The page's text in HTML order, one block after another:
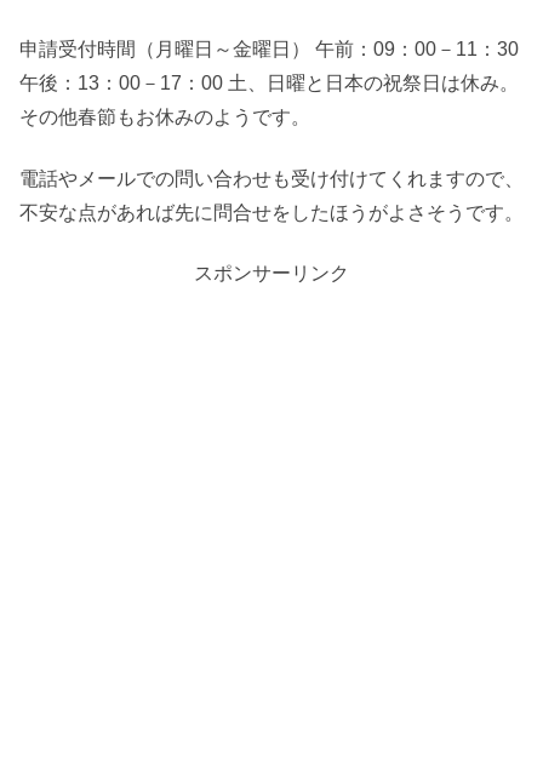
申請受付時間（月曜日～金曜日） 午前：09：00－11：30
午後：13：00－17：00 土、日曜と日本の祝祭日は休み。
その他春節もお休みのようです。
電話やメールでの問い合わせも受け付けてくれますので、
不安な点があれば先に問合せをしたほうがよさそうです。
スポンサーリンク